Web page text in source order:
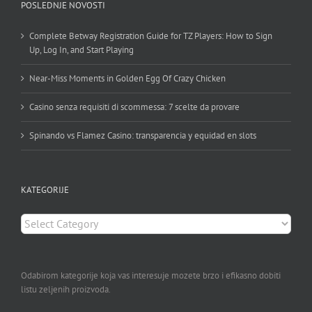
POSLEDNJE NOVOSTI
Complete Betway Registration Guide for TZ Players: How to Sign
Up, Log In, and Start Playing
Near-Miss Moments in Golden Egg Of Crazy Chicken
Casino senza requisiti di scommessa: 7 scelte da provare
Spinando vs Flamez Casino: transparencia y equidad en slots
KATEGORIJE
KATEGORIJE
Odabirom kategorije koja vas interesuje mozete brzo i efikasno dobiti
listu zeljenih proizvoda.